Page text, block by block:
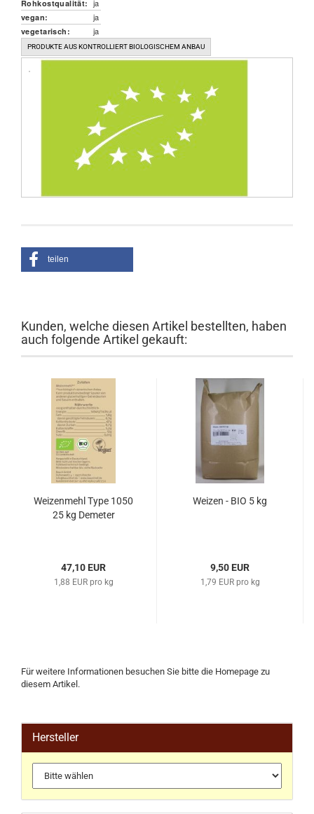
Rohkostqualität: ja
vegan: ja
vegetarisch: ja
PRODUKTE AUS KONTROLLIERT BIOLOGISCHEM ANBAU
teilen
Kunden, welche diesen Artikel bestellten, haben
auch folgende Artikel gekauft:
Weizenmehl Type 1050
25 kg Demeter
47,10 EUR
1,88 EUR pro kg
Weizen - BIO 5 kg
9,50 EUR
1,79 EUR pro kg
Für weitere Informationen besuchen Sie bitte die Homepage zu
diesem Artikel.
Hersteller